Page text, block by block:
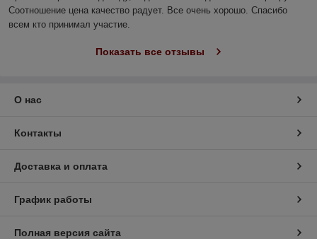
Соотношение цена качество радует. Все очень хорошо. Спасибо
всем кто принимал участие.
Показать все отзывы
О нас
Контакты
Доставка и оплата
График работы
Полная версия сайта